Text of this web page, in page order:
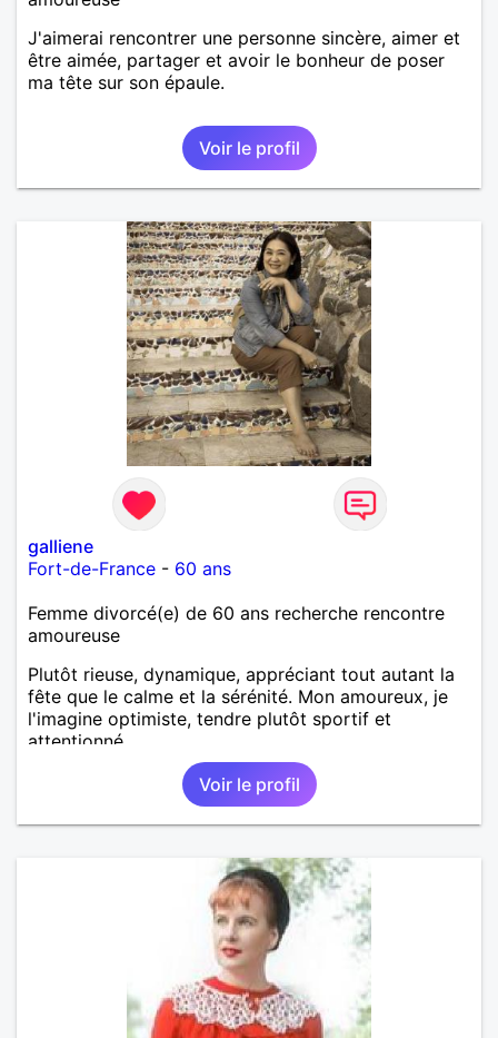
J'aimerai rencontrer une personne sincère, aimer et
être aimée, partager et avoir le bonheur de poser
ma tête sur son épaule.
Voir le profil
galliene
Fort-de-France - 60 ans
Femme divorcé(e) de 60 ans recherche rencontre
amoureuse
Plutôt rieuse, dynamique, appréciant tout autant la
fête que le calme et la sérénité. Mon amoureux, je
l'imagine optimiste, tendre plutôt sportif et
attentionné.
Voir le profil